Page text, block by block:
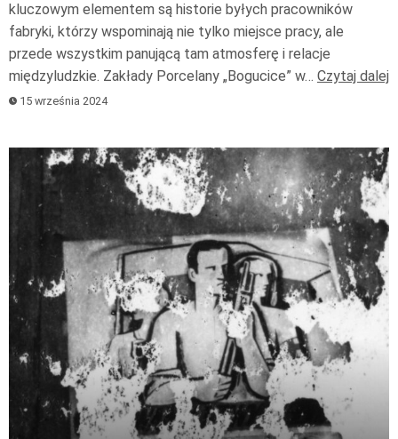
kluczowym elementem są historie byłych pracowników
fabryki, którzy wspominają nie tylko miejsce pracy, ale
przede wszystkim panującą tam atmosferę i relacje
międzyludzkie. Zakłady Porcelany „Bogucice” w… Czytaj dalej
15 września 2024
Odtwarzacz
plików
dźwiękowych